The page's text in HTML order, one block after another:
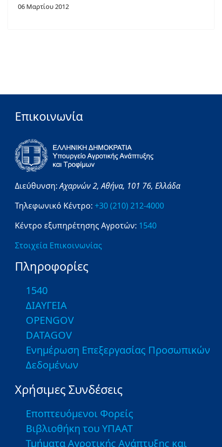
06 Μαρτίου 2012
Επικοινωνία
Διεύθυνση:Αχαρνών 2,Αθήνα, 101 76, Ελλάδα
Τηλεφωνικό Κέντρο: +30 (210) 212-4000
Κέντρο εξυπηρέτησης Αγροτών: 1540
Στοιχεία Επικοινωνίας
Πληροφορίες
1540
ΔΙΑΥΓΕΙΑ
OPENGOV
DATAGOV
Ενημέρωση Επεξεργασίας Προσωπικών
Δεδομένων
Χρήσιμες Συνδέσεις
Εποπτευόμενοι Φορείς
Βιβλιοθήκη του ΥΠΑΑΤ
Τμήματα Αγροτικής Ανάπτυξης και